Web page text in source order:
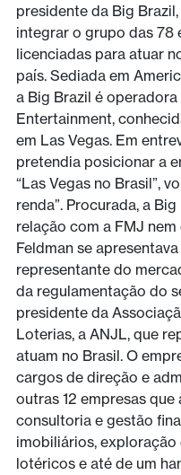
presidente da Big
integrar o grupo das 78
licenciadas para atuar
país. Sediada em
a Big Brazil é
Entertainment,
em Las Vegas. Em
pretendia posicionar a
“Las Vegas no Brasil”,
renda”. Procurada, a
relação com a FMJ
Feldman se
representante do
da regulamentação do
presidente da
Loterias, a ANJL, que
atuam no Brasil. O
cargos de direção e
outras 12 empresas
consultoria e gestão
imobiliários,
lotéricos e até de um